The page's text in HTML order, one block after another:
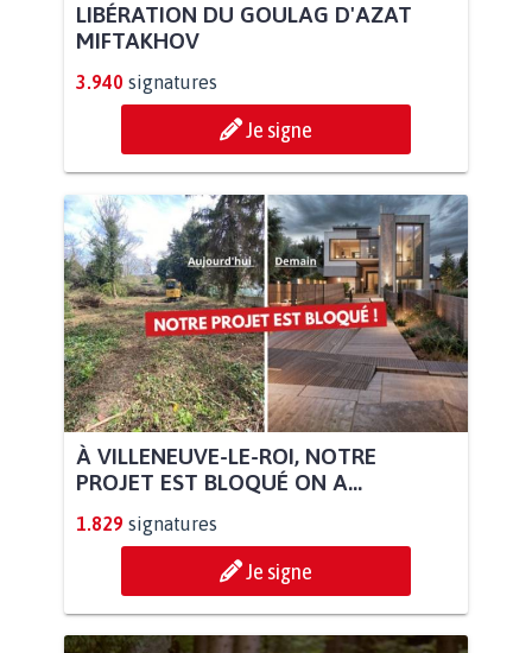
LIBÉRATION DU GOULAG D'AZAT
MIFTAKHOV
3.940 signatures
Je signe
À VILLENEUVE-LE-ROI, NOTRE
PROJET EST BLOQUÉ ON A...
1.829 signatures
Je signe